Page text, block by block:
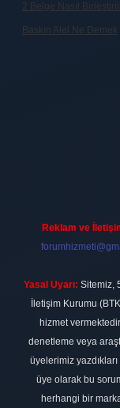
2 Belge Nasıl
Baskın Alel Ne Demek
Reklam ve
Yasal Uyarı: Sitemiz,
İletişim Kurumu
hizmet
denetleme veya
üyelerimiz
üye olarak bu
herhangi bir